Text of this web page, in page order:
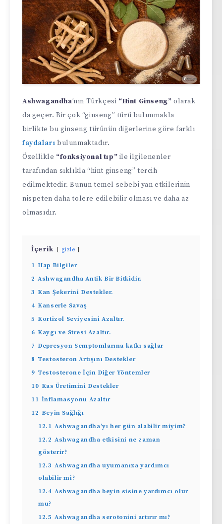
Ashwagandha’nın Türkçesi “Hint Ginseng”olarak
da geçer. Bir çok “ginseng” türü bulunmakla
birlikte bu ginseng türünün diğerlerine göre farklı
faydaları bulunmaktadır.
Özellikle “fonksiyonal tıp” ile ilgilenenler
tarafından sıklıkla “hint ginseng” tercih
edilmektedir. Bunun temel sebebi yan etkilerinin
nispeten daha tolere edilebilir olması ve daha az
olmasıdır.
İçerik gizle
1 Hap Bilgiler
2 Ashwagandha Antik Bir Bitkidir.
3 Kan Şekerini Destekler.
4 Kanserle Savaş
5 Kortizol Seviyesini Azaltır.
6 Kaygı ve Stresi Azaltır.
7 Depresyon Semptomlarına katkı sağlar
8 Testosteron Artışını Destekler
9 Testosterone İçin Diğer Yöntemler
10 Kas Üretimini Destekler
11 İnflamasyonu Azaltır
12 Beyin Sağlığı
12.1 Ashwagandha’yı her gün alabilir miyim?
12.2 Ashwagandha etkisini ne zaman
gösterir?
12.3 Ashwagandha uyumanıza yardımcı
olabilir mi?
12.4 Ashwagandha beyin sisine yardımcı olur
mu?
12.5 Ashwagandha serotonini artırır mı?